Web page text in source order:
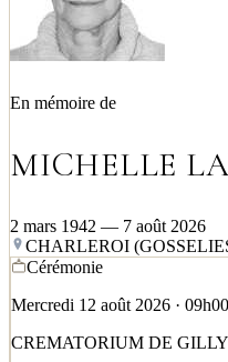
En mémoire de
MICHELLE
2 mars 1942 — 7 août 2026
CHARLEROI
Cérémonie
Mercredi 12 août 2026 · 09h00
CREMATORIUM DE GILLY